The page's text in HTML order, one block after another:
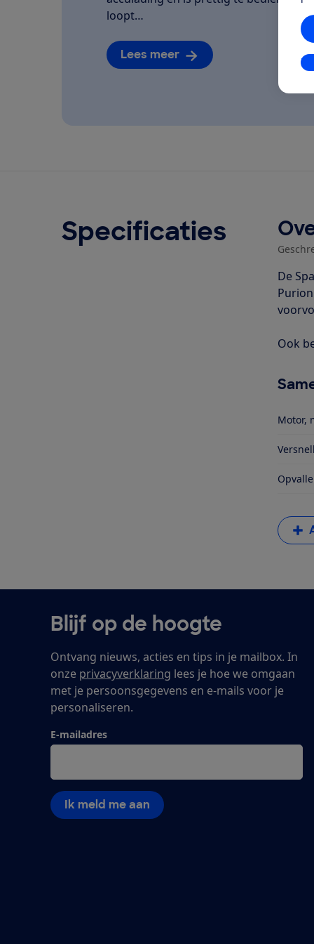
loopt…
Lees meer
Specificaties
De
Ook
Motor,
Blijf op de hoogte
Ontvang nieuws, acties en tips in je mailbox. In
onze privacyverklaring lees je hoe we omgaan
met je persoonsgegevens en e-mails voor je
personaliseren.
E-mailadres
Ik meld me aan